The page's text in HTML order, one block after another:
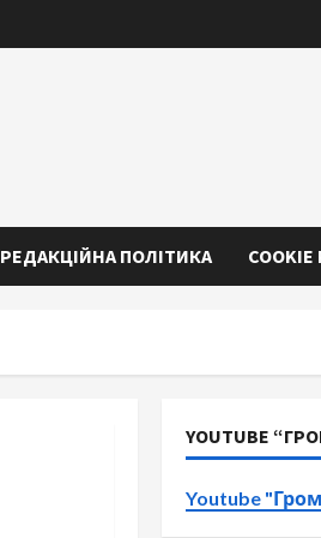
РЕДАКЦІЙНА ПОЛІТИКА COOKIE
YOUTUBE
Youtube